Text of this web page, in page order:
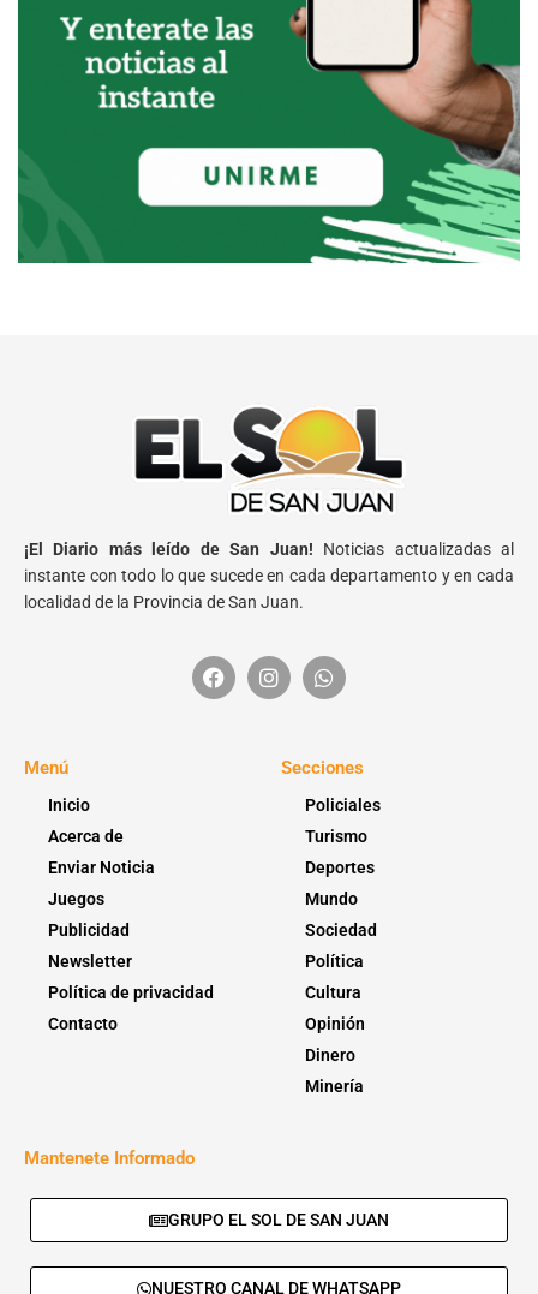
¡El Diario más leído de San Juan! Noticias actualizadas al
instante con todo lo que sucede en cada departamento y en cada
localidad de la Provincia de San Juan.
Menú
Inicio
Acerca de
Enviar Noticia
Juegos
Publicidad
Newsletter
Política de privacidad
Contacto
Secciones
Policiales
Turismo
Deportes
Mundo
Sociedad
Política
Cultura
Opinión
Dinero
Minería
Mantenete Informado
GRUPO EL SOL DE SAN JUAN
NUESTRO CANAL DE WHATSAPP